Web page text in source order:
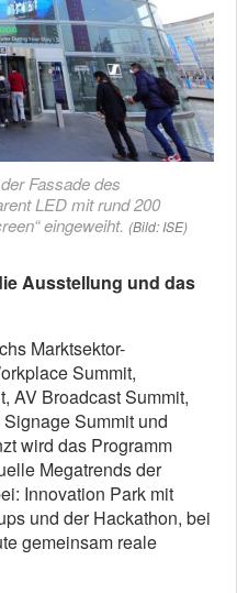
Fassade des
LED mit rund 200
eingeweiht. (Bild: ISE)
Ausstellung und das
Marktsektor-
Summit,
AV Broadcast Summit,
Summit und
wird das Programm
Megatrends der
Innovation Park mit
und der Hackathon, bei
gemeinsam reale